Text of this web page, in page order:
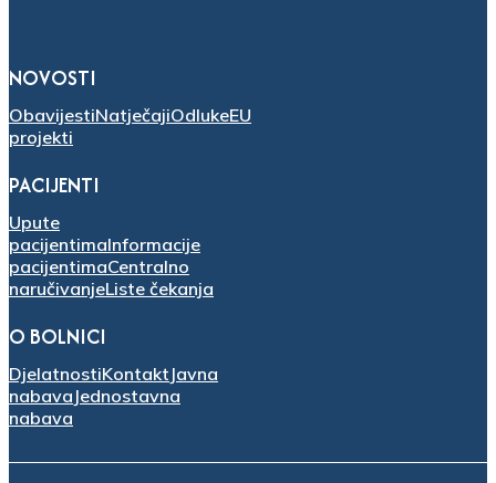
NOVOSTI
ObavijestiNatječajiOdlukeEU
projekti
PACIJENTI
Upute
pacijentimaInformacije
pacijentimaCentralno
naručivanjeListe čekanja
O BOLNICI
DjelatnostiKontakt Javna
nabava Jednostavna
nabava